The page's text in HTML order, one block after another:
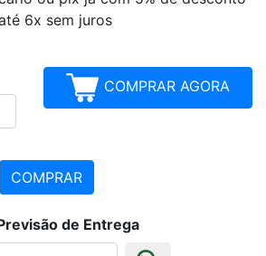
6x sem juros
COMPRAR AGORA
COMPRAR
de Entrega